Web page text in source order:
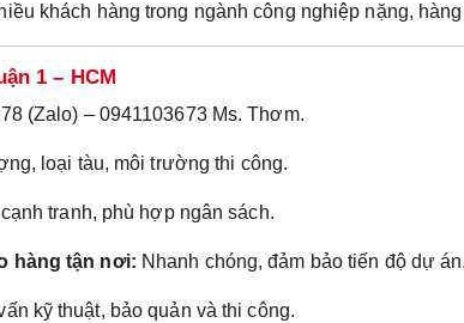
khách hàng trong ngành công nghiệp nặng,
1 – HCM
(Zalo) – 0941103673 Ms. Thơm.
loại tàu, môi trường thi công.
tranh, phù hợp ngân sách.
hàng tận nơi: Nhanh chóng, đảm bảo tiến độ dự án.
kỹ thuật, bảo quản và thi công.